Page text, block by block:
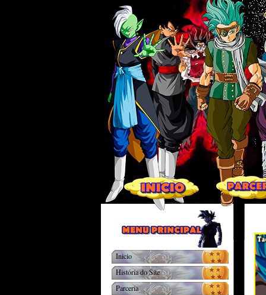
Inicio
História do Site
Parceria